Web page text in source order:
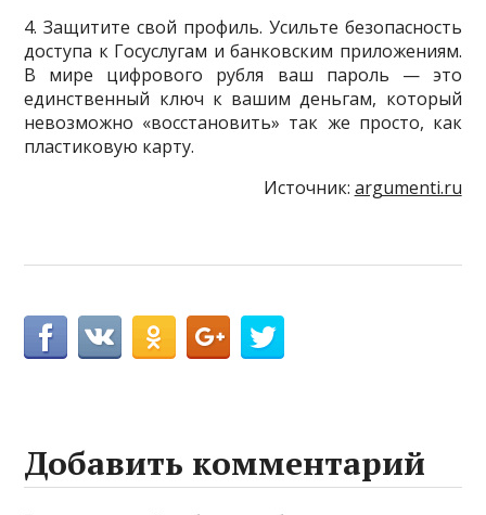
4. Защитите свой профиль. Усильте безопасность
доступа к Госуслугам и банковским приложениям.
В мире цифрового рубля ваш пароль — это
единственный ключ к вашим деньгам, который
невозможно «восстановить» так же просто, как
пластиковую карту.
Источник: argumenti.ru
Добавить комментарий